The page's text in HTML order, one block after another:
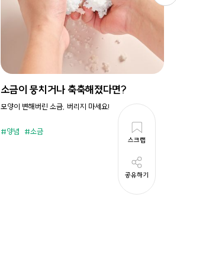
스크랩
공유하기
소금이 뭉치거나 축축해졌다면?
모양이 변해버린 소금, 버리지 마세요!
양념 소금